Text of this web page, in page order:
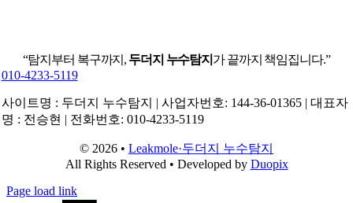
“탐지부터 복구까지, 두더지 누수탐지 가 끝까지 책임집니다.”
010-4233-5119
사이트명 : 두더지 누수탐지 | 사업자번호: 144-36-01365 | 대표자
명 : 전승현 | 전화번호: 010-4233-5119
© 2026 • Leakmole·두더지 누수탐지
All Rights Reserved • Developed by Duopix
Page load link